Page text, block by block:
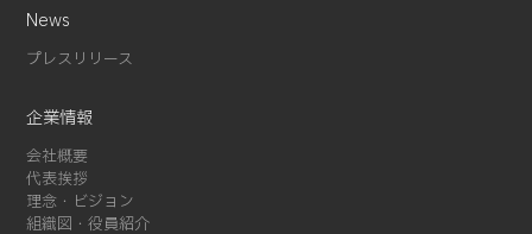
2022-11 (4)
2022-05 (3)
2022-01 (1)
2021-10 (3)
2021-09 (1)
News
プレスリリース
企業情報
会社概要
代表挨拶
理念・ビジョン
組織図・役員紹介